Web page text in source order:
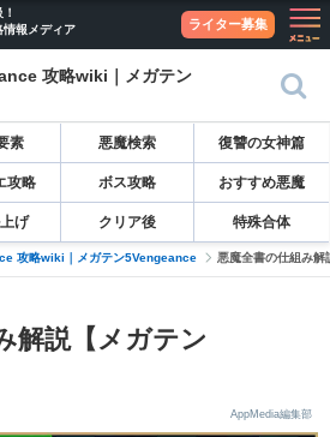
情報メディア
ライター募集
攻略wiki｜メガテン
素 悪魔検索 復讐の女神篇
攻略 ボス攻略 おすすめ悪魔
げ クリア後 特殊合体
攻略wiki｜メガテン5Vengeance 悪魔全書の仕組み
解説【メガテン
AppMedia編集部